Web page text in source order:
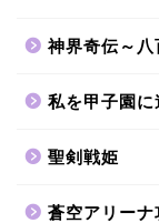
神界奇伝～
私を甲子園
聖剣戦姫
蒼空アリーナ